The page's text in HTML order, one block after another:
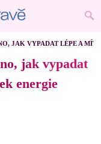
JAK VYPADAT LÉPE A MÍT
jak vypadat
energie